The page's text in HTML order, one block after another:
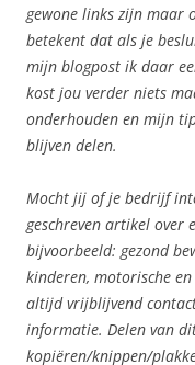
gewone links zijn maar
betekent dat als je
mijn blogpost ik daar
kost jou verder niets
onderhouden en mijn
blijven delen.
Mocht jij of je bedrijf
geschreven artikel over
bijvoorbeeld: gezond
kinderen, motorische
altijd vrijblijvend
informatie. Delen van
kopiëren/knippen/